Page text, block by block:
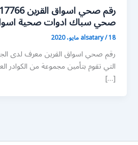
صحي سباك ادوات صحية
alsatary/18 مايو، 2020
رقم صحي اسواق القرين معرف لدى
التي تقوم بتأمين مجموعة من الكوادر
[…]